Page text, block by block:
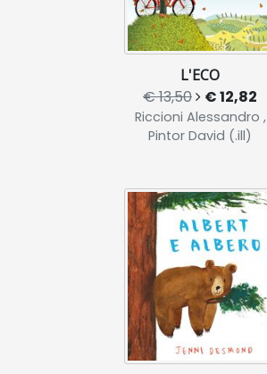
L'ECO
€ 13,50 € 12,82
Riccioni Alessandro ,
Pintor David (.ill)